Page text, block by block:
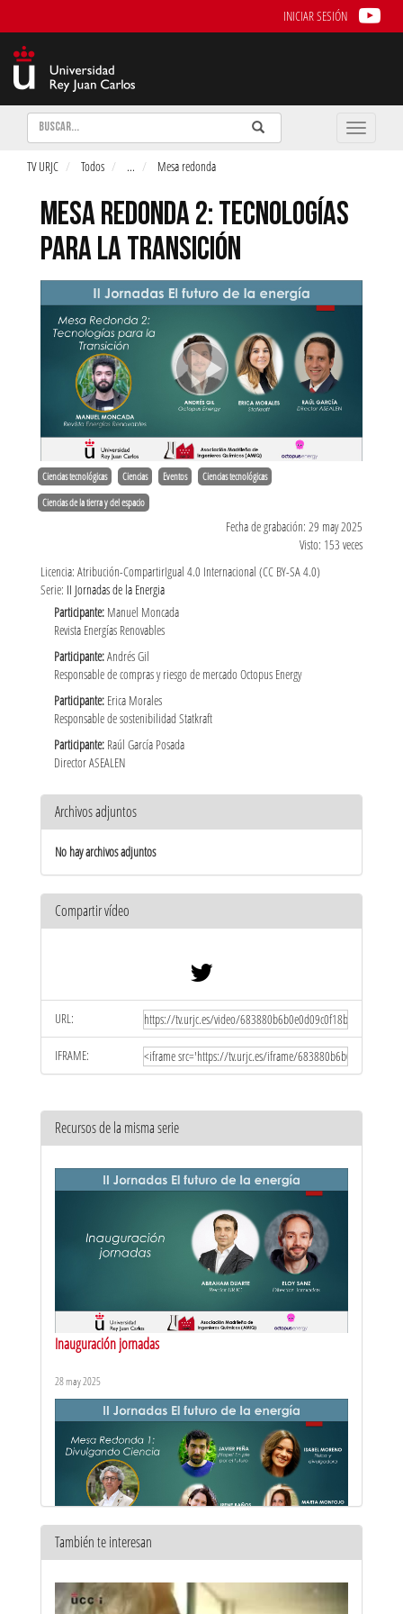
INICIAR SESIÓN
Buscar Enviar
Buscar
Toggle
TV URJC Todos ... Mesa redonda
MESA REDONDA 2: TECNOLOGÍAS
PARA LA TRANSICIÓN
Ciencias tecnológicas Ciencias Eventos Ciencias tecnológicas
Ciencias de la tierra y del espacio
Fecha de grabación: 29 may 2025
Visto: 153 veces
Licencia: Atribución-CompartirIgual 4.0 Internacional (CC BY-SA 4.0)
Serie: II Jornadas de la Energia
Participante: Manuel Moncada
Revista Energías Renovables
Participante:Andrés Gil
Responsable de compras y riesgo de mercado Octopus Energy
Participante: Erica Morales
Responsable de sostenibilidad Statkraft
Participante: Raúl García Posada
Director ASEALEN
Archivos adjuntos
No hay archivos adjuntos
Compartir vídeo
URL:
IFRAME:
Recursos de la misma serie
Inauguración jornadas
28 may 2025
28 may 2025
También te interesan